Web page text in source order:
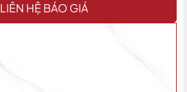
LIÊN HỆ BÁO GIÁ